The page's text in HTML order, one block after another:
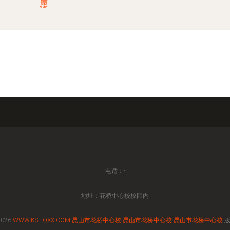
愿
电话：-
地址：花桥中心校校园内
WWW.KSHQXX.COM 昆山市花桥中心校 昆山市花桥中心校 昆山市花桥中心校